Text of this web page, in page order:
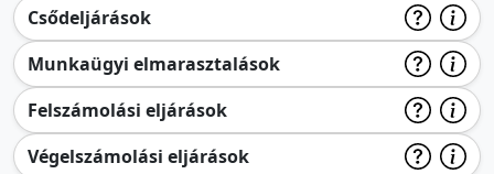
Csődeljárások
Munkaügyi elmarasztalások
Felszámolási eljárások
Végelszámolási eljárások